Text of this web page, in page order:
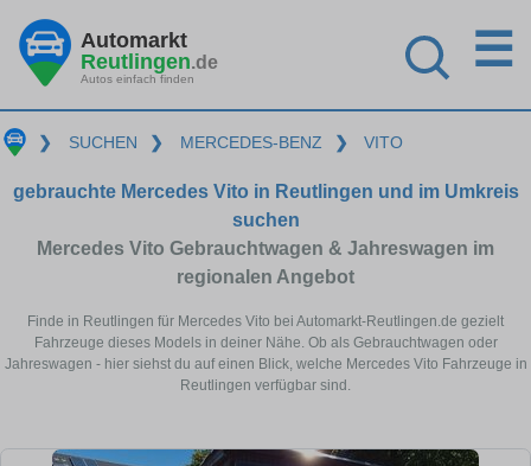
Automarkt
Reutlingen.de
Autos einfach finden
☰
❯ SUCHEN ❯ MERCEDES-BENZ ❯ VITO
gebrauchte Mercedes Vito in Reutlingen und im Umkreis
suchen
Mercedes Vito Gebrauchtwagen & Jahreswagen im
regionalen Angebot
Finde in Reutlingen für Mercedes Vito bei Automarkt-Reutlingen.de gezielt
Fahrzeuge dieses Models in deiner Nähe. Ob als Gebrauchtwagen oder
Jahreswagen - hier siehst du auf einen Blick, welche Mercedes Vito Fahrzeuge in
Reutlingen verfügbar sind.